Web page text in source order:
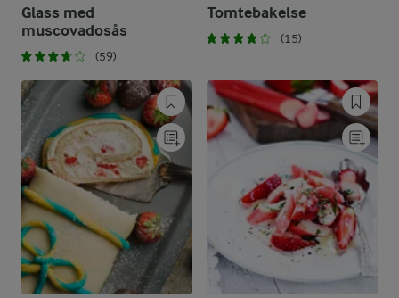
Glass med
muscovadosås
(59)
Tomtebakelse
(15)